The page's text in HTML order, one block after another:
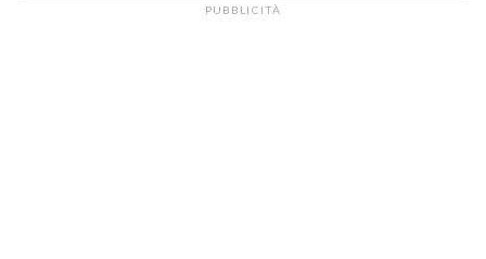
PUBBLICITÀ